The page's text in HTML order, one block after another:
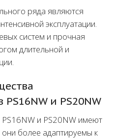
ряда являются
эксплуатации.
систем и прочная
длительной и
и PS20NW
и PS20NW имеют
более адаптируемы к